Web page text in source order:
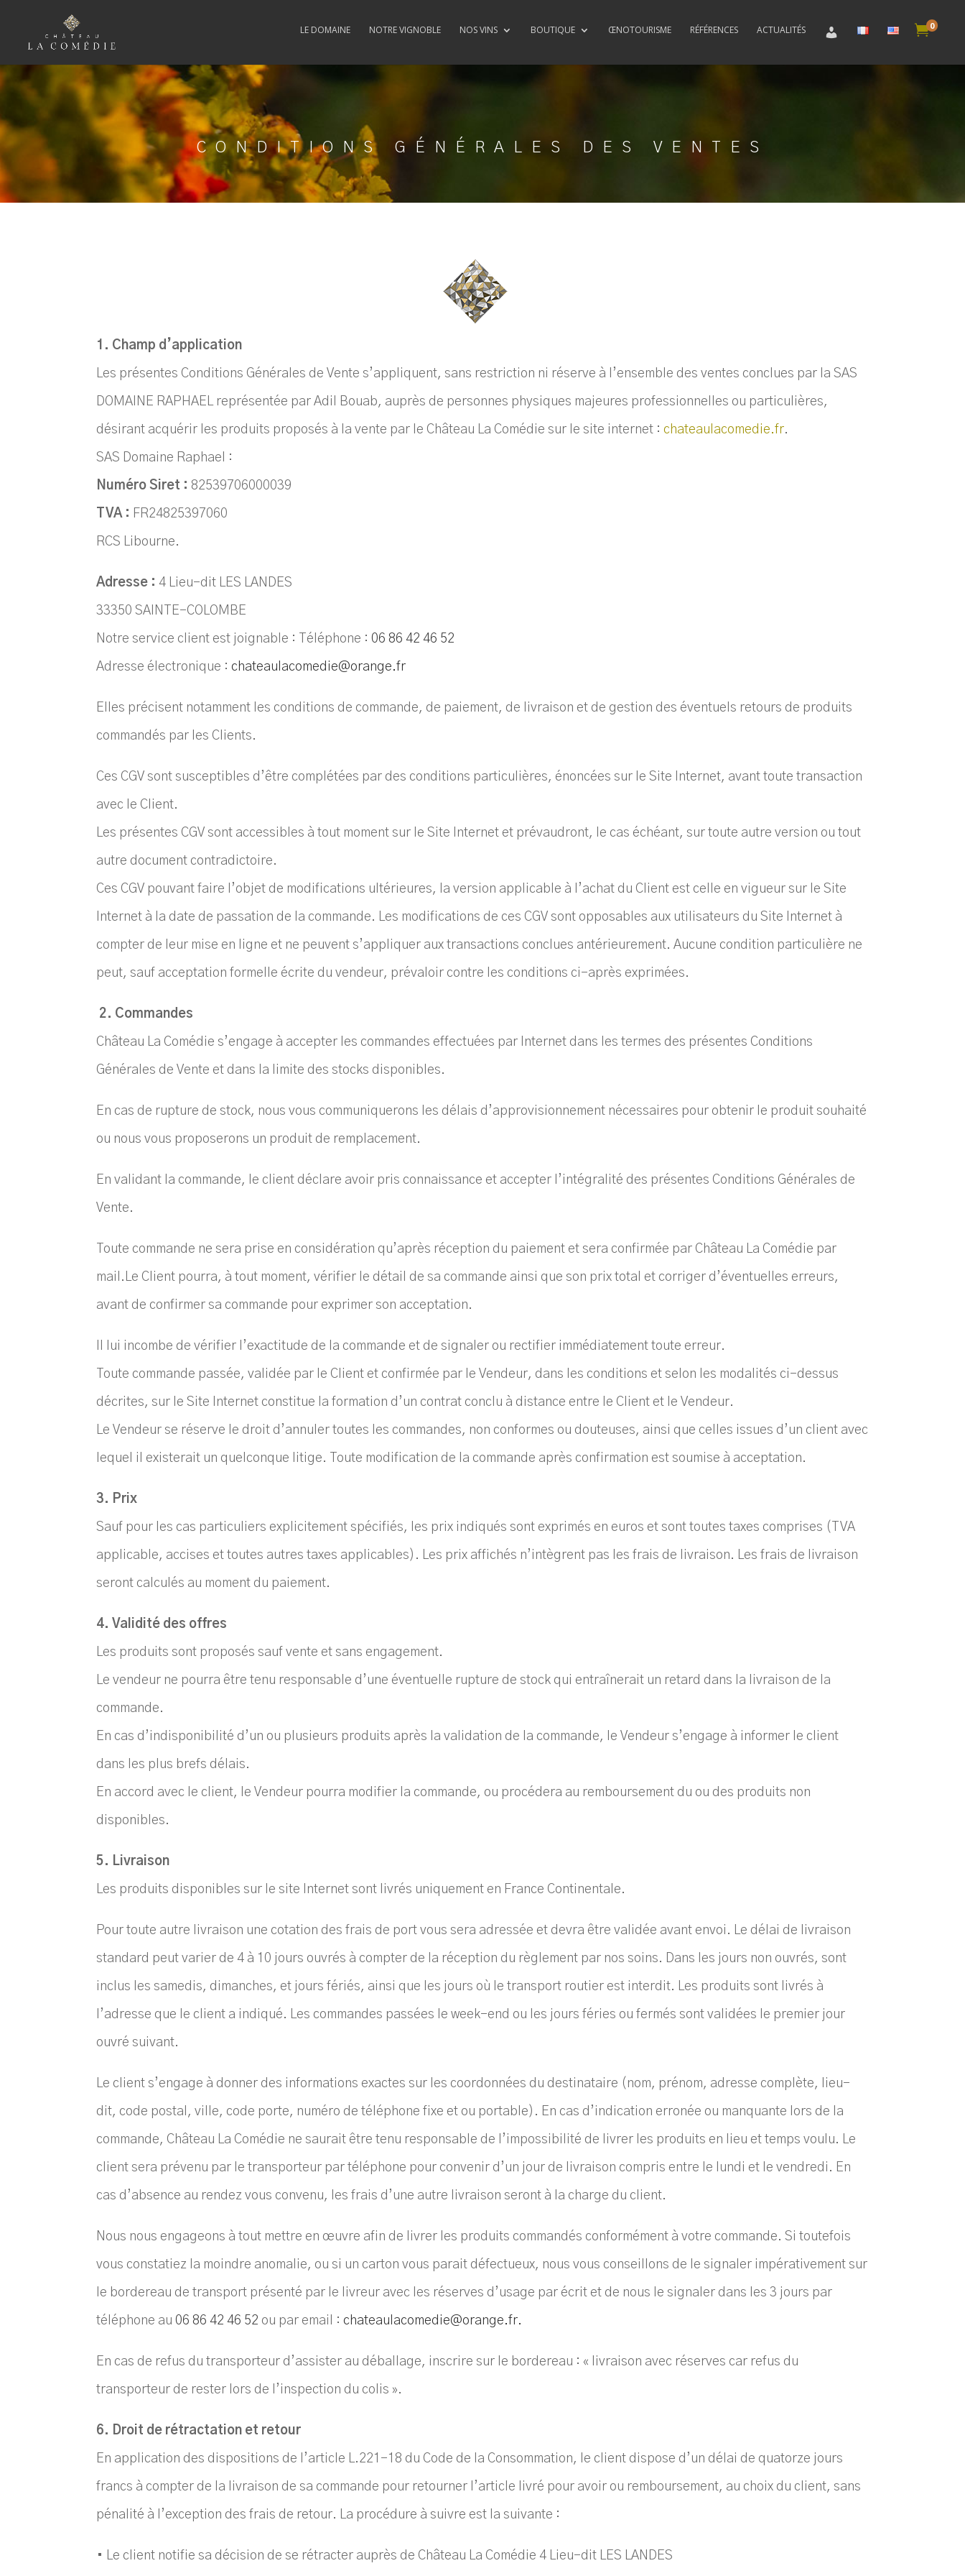
LE DOMAINE NOTRE VIGNOBLE NOS VINS BOUTIQUE ŒNOTOURISME RÉFÉRENCES ACTUALITÉS 0
CONDITIONS GÉNÉRALES DES VENTES
1. Champ d’application
Les présentes Conditions Générales de Vente s’appliquent, sans restriction ni réserve à l’ensemble des ventes conclues par laSAS
DOMAINE RAPHAEL représentée par Adil Bouab, auprès de personnes physiques majeures professionnelles ou particulières,
désirant acquérir les produits proposés à la vente par le Château La Comédie sur le site internet :chateaulacomedie.fr.
SAS Domaine Raphael :
Numéro Siret : 82539706000039
TVA : FR24825397060
RCS Libourne.
Adresse : 4 Lieu-dit LES LANDES
33350 SAINTE-COLOMBE
Notre service client est joignable : Téléphone :06 86 42 46 52
Adresse électronique :chateaulacomedie@orange.fr
Elles précisent notamment les conditions de commande, de paiement, de livraison et de gestion des éventuels retours de produits
commandés par les Clients.
Ces CGV sont susceptibles d’être complétées par des conditions particulières, énoncées sur le Site Internet, avant toute transaction
avec le Client.
Les présentes CGV sont accessibles à tout moment sur le Site Internet et prévaudront, le cas échéant, sur toute autre version ou tout
autre document contradictoire.
Ces CGV pouvant faire l’objet de modifications ultérieures, la version applicable à l’achat du Client est celle en vigueur sur le Site
Internet à la date de passation de la commande. Les modifications de ces CGV sont opposables aux utilisateurs du Site Internet à
compter de leur mise en ligne et ne peuvent s’appliquer aux transactions conclues antérieurement. Aucune condition particulière ne
peut, sauf acceptation formelle écrite du vendeur, prévaloir contre les conditions ci-après exprimées.
2. Commandes
Château La Comédie s’engage à accepter les commandes effectuées par Internet dans les termes des présentes Conditions
Générales de Vente et dans la limite des stocks disponibles.
En cas de rupture de stock, nous vous communiquerons les délais d’approvisionnement nécessaires pour obtenir le produit souhaité
ou nous vous proposerons un produit de remplacement.
En validant la commande, le client déclare avoir pris connaissance et accepter l’intégralité des présentes Conditions Générales de
Vente.
Toute commande ne sera prise en considération qu’après réception du paiement et sera confirmée par Château La Comédie par
mail. Le Client pourra, à tout moment, vérifier le détail de sa commande ainsi que son prix total et corriger d’éventuelles erreurs,
avant de confirmer sa commande pour exprimer son acceptation.
Il lui incombe de vérifier l’exactitude de la commande et de signaler ou rectifier immédiatement toute erreur.
Toute commande passée, validée par le Client et confirmée par le Vendeur, dans les conditions et selon les modalités ci-dessus
décrites, sur le Site Internet constitue la formation d’un contrat conclu à distance entre le Client et le Vendeur.
Le Vendeur se réserve le droit d’annuler toutes les commandes, non conformes ou douteuses, ainsi que celles issues d’un client avec
lequel il existerait un quelconque litige. Toute modification de la commande après confirmation est soumise à acceptation.
3. Prix
Sauf pour les cas particuliers explicitement spécifiés, les prix indiqués sont exprimés en euros et sont toutes taxes comprises (TVA
applicable, accises et toutes autres taxes applicables). Les prix affichés n’intègrent pas les frais de livraison. Les frais de livraison
seront calculés au moment du paiement.
4. Validité des offres
Les produits sont proposés sauf vente et sans engagement.
Le vendeur ne pourra être tenu responsable d’une éventuelle rupture de stock qui entraînerait un retard dans la livraison de la
commande.
En cas d’indisponibilité d’un ou plusieurs produits après la validation de la commande, le Vendeur s’engage à informer le client
dans les plus brefs délais.
En accord avec le client, le Vendeur pourra modifier la commande, ou procédera au remboursement du ou des produits non
disponibles.
5. Livraison
Les produits disponibles sur le site Internet sont livrés uniquement en France Continentale.
Pour toute autre livraison une cotation des frais de port vous sera adressée et devra être validée avant envoi. Le délai de livraison
standard peut varier de 4 à 10 jours ouvrés à compter de la réception du règlement par nos soins. Dans les jours non ouvrés, sont
inclus les samedis, dimanches, et jours fériés, ainsi que les jours où le transport routier est interdit. Les produits sont livrés à
l’adresse que le client a indiqué. Les commandes passées le week-end ou les jours féries ou fermés sont validées le premier jour
ouvré suivant.
Le client s’engage à donner des informations exactes sur les coordonnées du destinataire (nom, prénom, adresse complète, lieu-
dit, code postal, ville, code porte, numéro de téléphone fixe et ou portable). En cas d’indication erronée ou manquante lors de la
commande, Château La Comédie ne saurait être tenu responsable de l’impossibilité de livrer les produits en lieu et temps voulu. Le
client sera prévenu par le transporteur par téléphone pour convenir d’un jour de livraison compris entre le lundi et le vendredi. En
cas d’absence au rendez vous convenu, les frais d’une autre livraison seront à la charge du client.
Nous nous engageons à tout mettre en œuvre afin de livrer les produits commandés conformément à votre commande. Si toutefois
vous constatiez la moindre anomalie, ou si un carton vous parait défectueux, nous vous conseillons de le signaler impérativement sur
le bordereau de transport présenté par le livreur avec les réserves d’usage par écrit et de nous le signaler dans les 3 jours par
téléphone au06 86 42 46 52 ou par email :chateaulacomedie@orange.fr.
En cas de refus du transporteur d’assister au déballage, inscrire sur le bordereau : « livraison avec réserves car refus du
transporteur de rester lors de l’inspection du colis ».
6. Droit de rétractation et retour
En application des dispositions de l’article L.221-18 du Code de la Consommation, le client dispose d’un délai de quatorze jours
francs à compter de la livraison de sa commande pour retourner l’article livré pour avoir ou remboursement, au choix du client, sans
pénalité à l’exception des frais de retour. La procédure à suivre est la suivante :
• Le client notifie sa décision de se rétracter auprès de Château La Comédie 4 Lieu-dit LES LANDES